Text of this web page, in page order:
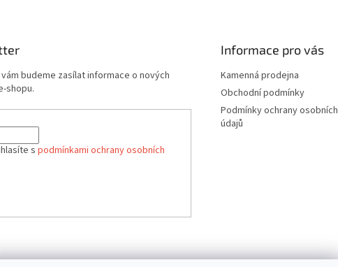
budeme zasílat informace o nových
shopu.
s podmínkami ochrany osobních
Informace pro vás
Kamenná prodejna
Obchodní podmínky
Podmínky ochrany osobních
údajů